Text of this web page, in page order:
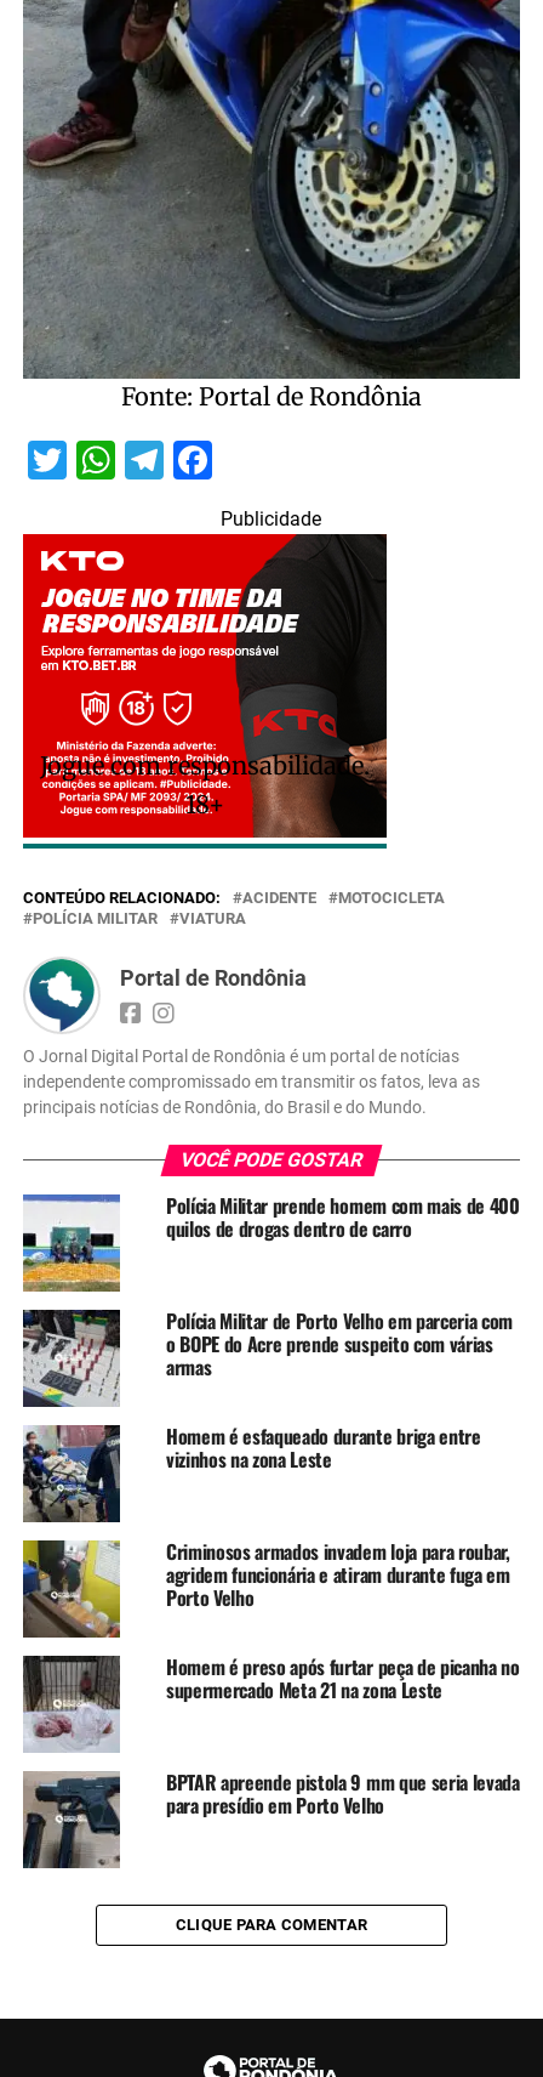
Fonte: Portal de Rondônia
Twitter
WhatsApp
Telegram
Facebook
Publicidade
Jogue com responsabilidade.
18+
CONTEÚDO RELACIONADO: ACIDENTE
MOTOCICLETA
POLÍCIA MILITAR
VIATURA
Portal de Rondônia
O Jornal Digital Portal de Rondônia é um portal de notícias
independente compromissado em transmitir os fatos, leva as
principais notícias de Rondônia, do Brasil e do Mundo.
VOCÊ PODE GOSTAR
Polícia Militar prende homem com mais de 400
quilos de drogas dentro de carro
Polícia Militar de Porto Velho em parceria com
o BOPE do Acre prende suspeito com várias
armas
Homem é esfaqueado durante briga entre
vizinhos na zona Leste
Criminosos armados invadem loja para roubar,
agridem funcionária e atiram durante fuga em
Porto Velho
Homem é preso após furtar peça de picanha no
supermercado Meta 21 na zona Leste
BPTAR apreende pistola 9 mm que seria levada
para presídio em Porto Velho
CLIQUE PARA COMENTAR